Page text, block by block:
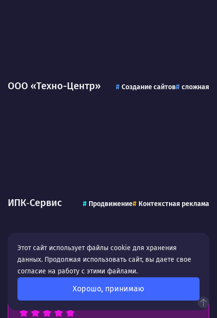
ООО «Техно-Центр» Создание сайтов сложная
ИПК‑Сервис Продвижение Контекстная реклама
Отзывы и благодарности
Кристина Кислова
Этот сайт использует файлы cookie для хранения
данных. Продолжая использовать сайт, вы даете свое
согласие на работу с этими файлами.
Хорошо, принимаю